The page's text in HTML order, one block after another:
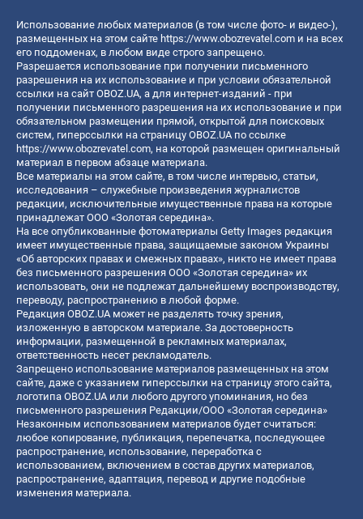
Использование любых материалов (в том числе фото- и видео-),
размещенных на этом сайте https://www.obozrevatel.com и на всех
его поддоменах, в любом виде строго запрещено.
Разрешается использование при получении письменного
разрешения на их использование и при условии обязательной
ссылки на сайт OBOZ.UA, а для интернет-изданий - при
получении письменного разрешения на их использование и при
обязательном размещении прямой, открытой для поисковых
систем, гиперссылки на страницу OBOZ.UA по ссылке
https://www.obozrevatel.com, на которой размещен оригинальный
материал в первом абзаце материала.
Все материалы на этом сайте, в том числе интервью, статьи,
исследования – служебные произведения журналистов
редакции, исключительные имущественные права на которые
принадлежат ООО «Золотая середина».
На все опубликованные фотоматериалы Getty Images редакция
имеет имущественные права, защищаемые законом Украины
«Об авторских правах и смежных правах», никто не имеет права
без письменного разрешения ООО «Золотая середина» их
использовать, они не подлежат дальнейшему воспроизводству,
переводу, распространению в любой форме.
Редакция OBOZ.UA может не разделять точку зрения,
изложенную в авторском материале. За достоверность
информации, размещенной в рекламных материалах,
ответственность несет рекламодатель.
Запрещено использование материалов размещенных на этом
сайте, даже с указанием гиперссылки на страницу этого сайта,
логотипа OBOZ.UA или любого другого упоминания, но без
письменного разрешения Редакции/ООО «Золотая середина»
Незаконным использованием материалов будет считаться:
любое копирование, публикация, перепечатка, последующее
распространение, использование, переработка с
использованием, включением в состав других материалов,
распространение, адаптация, перевод и другие подобные
изменения материала.